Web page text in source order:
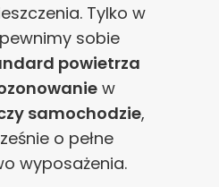
Tylko w
sobie
powietrza
w
samochodzie,
o pełne
wyposażenia.